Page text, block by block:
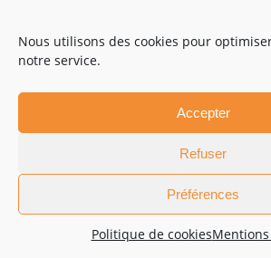
Nous utilisons des cookies pour
notre service.
Accepter
Refuser
Préférences
Politique de cookies
FORMATION
Formations éligibles